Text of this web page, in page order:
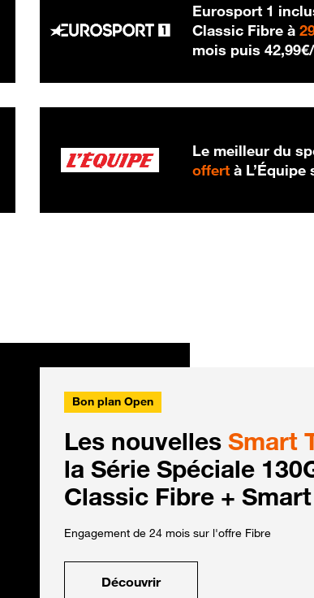
Eurosport 1
Classic Fibre à
mois puis
Le meilleur du
offert à
Bon plan Open
Les nouvelles Smart
la Série Spéciale
Classic Fibre +
Engagement de 24 mois sur l'offre Fibre
Découvrir